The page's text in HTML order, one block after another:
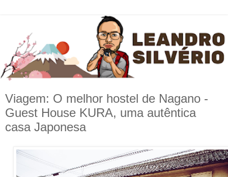
Viagem: O melhor hostel de Nagano -
Guest House KURA, uma autêntica
casa Japonesa